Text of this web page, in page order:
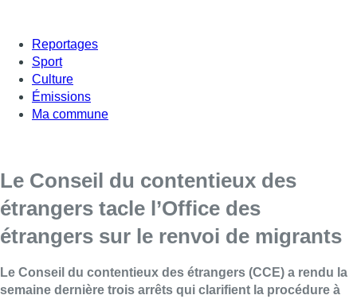
Reportages
Sport
Culture
Émissions
Ma commune
Le Conseil du contentieux des
étrangers tacle l’Office des
étrangers sur le renvoi de migrants
Le Conseil du contentieux des étrangers (CCE) a rendu la
semaine dernière trois arrêts qui clarifient la procédure à